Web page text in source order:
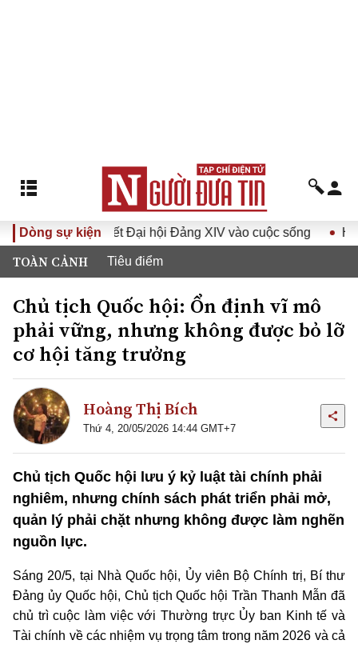
Dòng sự kiện
Nghị quyết Đại hội Đảng XIV vào cuộc sống Hướng tới
TOÀN CẢNH Tiêu điểm
Chủ tịch Quốc hội: Ổn định vĩ mô
phải vững, nhưng không được bỏ lỡ
cơ hội tăng trưởng
Hoàng Thị Bích
Thứ 4, 20/05/2026 14:44 GMT+7
Chủ tịch Quốc hội lưu ý kỷ luật tài chính phải
nghiêm, nhưng chính sách phát triển phải mở,
quản lý phải chặt nhưng không được làm nghẽn
nguồn lực.
Sáng 20/5, tại Nhà Quốc hội, Ủy viên Bộ Chính trị, Bí thư
Đảng ủy Quốc hội, Chủ tịch Quốc hội Trần Thanh Mẫn đã
chủ trì cuộc làm việc với Thường trực Ủy ban Kinh tế và
Tài chính về các nhiệm vụ trọng tâm trong năm 2026 và cả